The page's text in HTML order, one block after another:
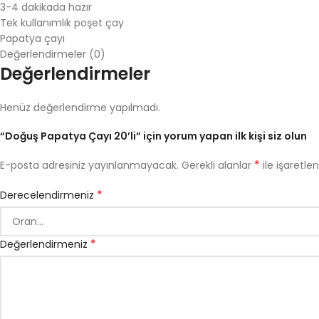
3-4 dakikada hazır
Tek kullanımlık poşet çay
Papatya çayı
Değerlendirmeler (0)
Değerlendirmeler
Henüz değerlendirme yapılmadı.
“Doğuş Papatya Çayı 20’li” için yorum yapan ilk kişi siz olun
E-posta adresiniz yayınlanmayacak. Gerekli alanlar * ile
Derecelendirmeniz *
Değerlendirmeniz *